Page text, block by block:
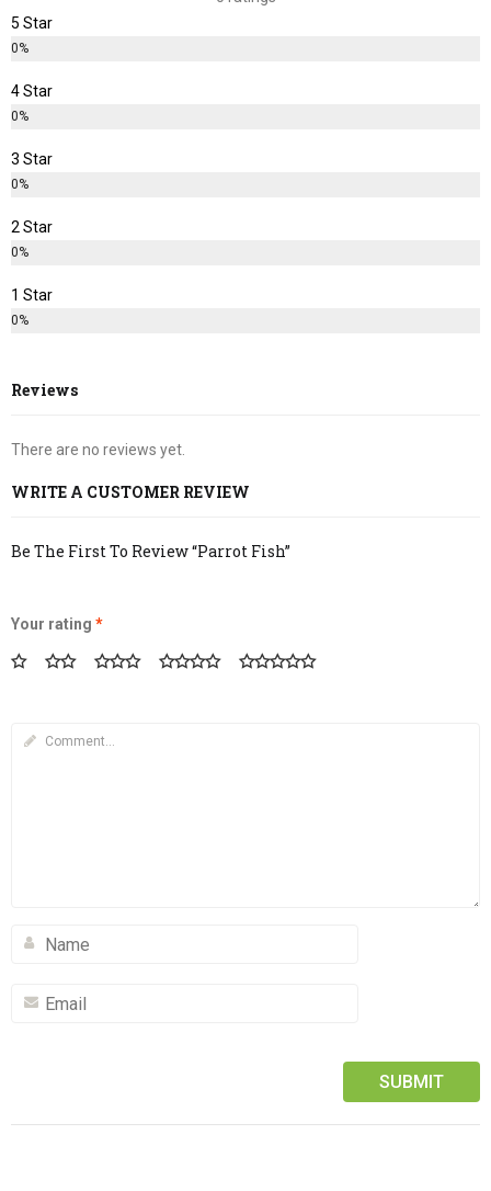
5 Star
0%
4 Star
0%
3 Star
0%
2 Star
0%
1 Star
0%
Reviews
There are no reviews yet.
WRITE A CUSTOMER REVIEW
Be The First To Review “Parrot Fish”
Your rating *